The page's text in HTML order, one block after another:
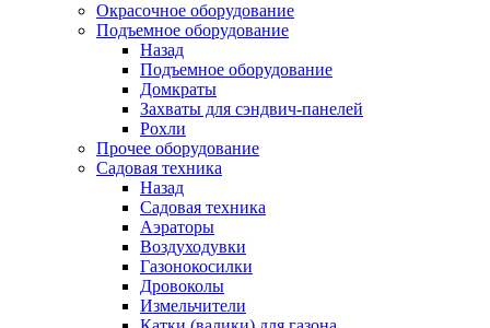
Окрасочное оборудование
Подъемное оборудование
Назад
Подъемное оборудование
Домкраты
Захваты для сэндвич-панелей
Рохли
Прочее оборудование
Садовая техника
Назад
Садовая техника
Аэраторы
Воздуходувки
Газонокосилки
Дровоколы
Измельчители